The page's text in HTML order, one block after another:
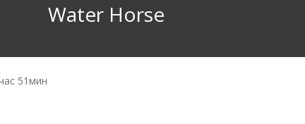
Water Horse
51мин